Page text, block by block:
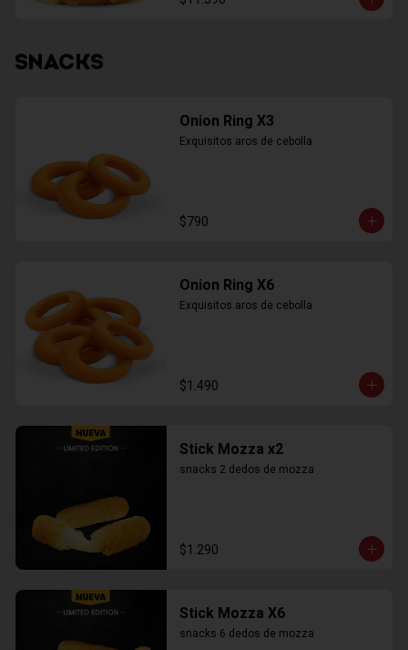
SNACKS
Onion Ring X3
Exquisitos aros de cebolla
$790
Onion Ring X6
Exquisitos aros de cebolla
$1.490
Stick Mozza x2
snacks 2 dedos de mozza
$1.290
Stick Mozza X6
snacks 6 dedos de mozza